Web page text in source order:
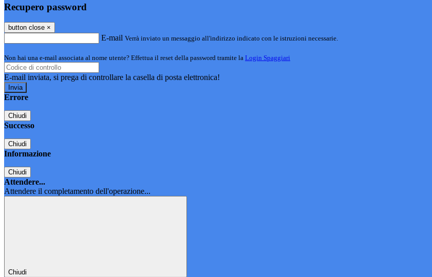
Recupero password
button close ×
E-mail Verrà inviato un messaggio all'indirizzo indicato con le istruzioni necessarie.
Non hai una e-mail associata al nome utente? Effettua il reset della password tramite la Login Spaggiari
E-mail inviata, si prega di controllare la casella di posta elettronica!
Errore
Chiudi
Successo
Chiudi
Informazione
Chiudi
Attendere...
Attendere il completamento dell'operazione...
Chiudi